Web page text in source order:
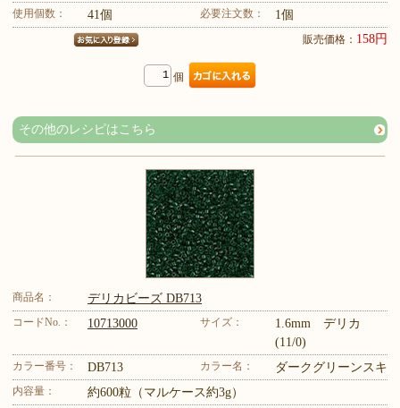
使用個数： 41個 必要注文数： 1個
販売価格： 158円
個
その他のレシピはこちら
商品名： デリカビーズ DB713
コードNo.： 10713000 サイズ：
1.6mm デリカ
(11/0)
カラー番号： DB713 カラー名： ダークグリーンスキ
内容量： 約600粒（マルケース約3g）